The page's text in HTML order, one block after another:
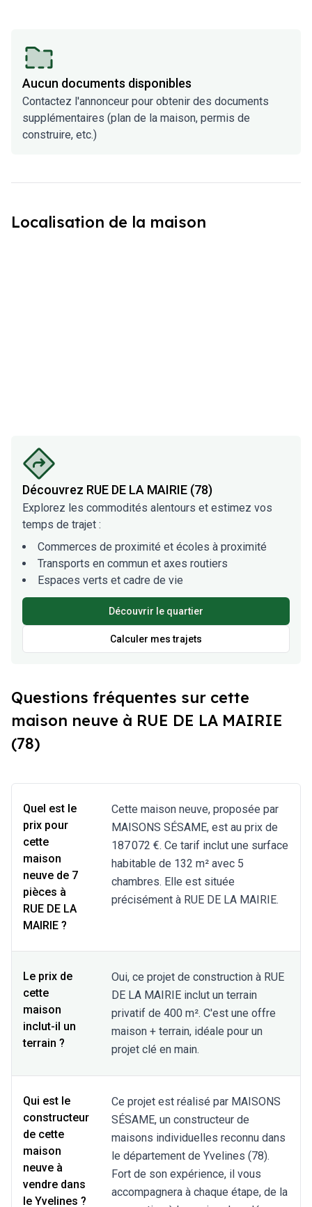
Aucun documents disponibles
Contactez l'annonceur pour obtenir des documents
supplémentaires (plan de la maison, permis de
construire, etc.)
Localisation de la maison
Découvrez RUE DE LA MAIRIE (78)
Explorez les commodités alentours et estimez vos
temps de trajet :
Commerces de proximité et écoles à proximité
Transports en commun et axes routiers
Espaces verts et cadre de vie
Découvrir le quartier
Calculer mes trajets
Questions fréquentes sur cette
maison neuve à RUE DE LA MAIRIE
(78)
Quel est le
prix pour
cette
maison
neuve de 7
pièces à
RUE DE LA
MAIRIE ?
Cette maison neuve, proposée par
MAISONS SÉSAME, est au prix de
187 072 €. Ce tarif inclut une surface
habitable de 132 m² avec 5
chambres. Elle est située
précisément à RUE DE LA MAIRIE.
Le prix de
cette
maison
inclut-il un
terrain ?
Oui, ce projet de construction à RUE
DE LA MAIRIE inclut un terrain
privatif de 400 m². C'est une offre
maison + terrain, idéale pour un
projet clé en main.
Qui est le
constructeur
de cette
maison
neuve à
vendre dans
le Yvelines ?
Ce projet est réalisé par MAISONS
SÉSAME, un constructeur de
maisons individuelles reconnu dans
le département de Yvelines (78).
Fort de son expérience, il vous
accompagnera à chaque étape, de la